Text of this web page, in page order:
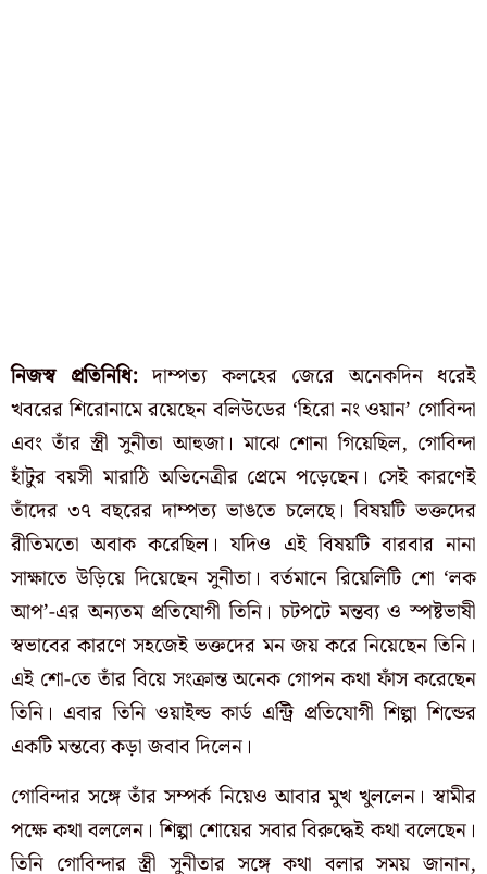
নিজস্ব প্রতিনিধি:দাম্পত্য কলহের জেরে অনেকদিন ধরেই
খবরের শিরোনামে রয়েছেন বলিউডের ‘হিরো নং ওয়ান’ গোবিন্দা
এবং তাঁর স্ত্রী সুনীতা আহুজা। মাঝে শোনা গিয়েছিল, গোবিন্দা
হাঁটুর বয়সী মারাঠি অভিনেত্রীর প্রেমে পড়েছেন। সেই কারণেই
তাঁদের ৩৭ বছরের দাম্পত্য ভাঙতে চলেছে। বিষয়টি ভক্তদের
রীতিমতো অবাক করেছিল। যদিও এই বিষয়টি বারবার নানা
সাক্ষাতে উড়িয়ে দিয়েছেন সুনীতা। বর্তমানে রিয়েলিটি শো ‘লক
আপ’-এর অন্যতম প্রতিযোগী তিনি। চটপটে মন্তব্য ও স্পষ্টভাষী
স্বভাবের কারণে সহজেই ভক্তদের মন জয় করে নিয়েছেন তিনি।
এই শো-তে তাঁর বিয়ে সংক্রান্ত অনেক গোপন কথা ফাঁস করেছেন
তিনি। এবার তিনি ওয়াইল্ড কার্ড এন্ট্রি প্রতিযোগী শিল্পা শিন্ডের
একটি মন্তব্যে কড়া জবাব দিলেন।
গোবিন্দার সঙ্গে তাঁর সম্পর্ক নিয়েও আবার মুখ খুললেন। স্বামীর
পক্ষে কথা বললেন। শিল্পা শোয়ের সবার বিরুদ্ধেই কথা বলেছেন।
তিনি গোবিন্দার স্ত্রী সুনীতার সঙ্গে কথা বলার সময় জানান,